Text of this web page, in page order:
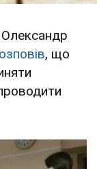
Олександр
, що